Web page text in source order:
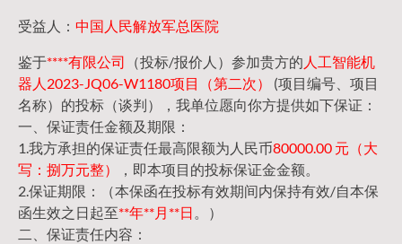
受益人： 中国人民解放军总医院
鉴于****有限公司 （投标/报价人）参加贵方的 人工智能机
器人2023-JQ06-W1180项目（第二次）
(项目编号、项目
名称）的投标（谈判），我单位愿向你方提供如下保证：
一、保证责任金额及期限：
1.我方承担的保证责任最高限额为人民币80000.00 元（大
写：捌万元整）
，即本项目的投标保证金金额。
2.保证期限：（本保函在投标有效期间内保持有效/自本保
函生效之日起至**年**月**日 。）
二、保证责任内容：